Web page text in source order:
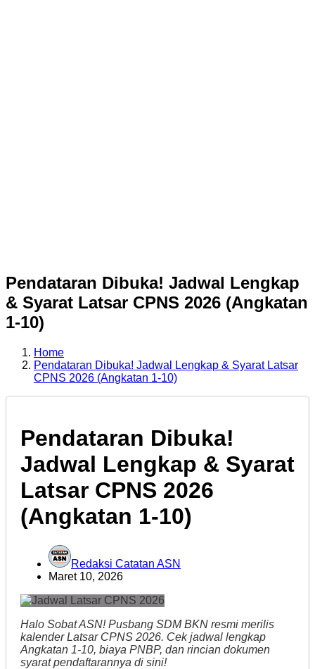
Pendataran Dibuka! Jadwal Lengkap
& Syarat Latsar CPNS 2026 (Angkatan
1-10)
Home
Pendataran Dibuka! Jadwal Lengkap & Syarat Latsar
CPNS 2026 (Angkatan 1-10)
Pendataran Dibuka!
Jadwal Lengkap & Syarat
Latsar CPNS 2026
(Angkatan 1-10)
Redaksi Catatan ASN
Maret 10, 2026
Halo Sobat ASN! Pusbang SDM BKN resmi merilis
kalender Latsar CPNS 2026. Cek jadwal lengkap
Angkatan 1-10, biaya PNBP, dan rincian dokumen
syarat pendaftarannya di sini!